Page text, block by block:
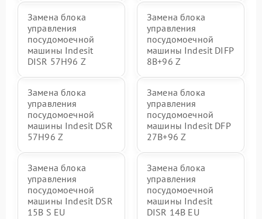
Замена блока
управления
посудомоечной
машины Indesit
DISR 57H96 Z
Замена блока
управления
посудомоечной
машины Indesit DIFP
8B+96 Z
Замена блока
управления
посудомоечной
машины Indesit DSR
57H96 Z
Замена блока
управления
посудомоечной
машины Indesit DFP
27B+96 Z
Замена блока
управления
посудомоечной
машины Indesit DSR
15B S EU
Замена блока
управления
посудомоечной
машины Indesit
DISR 14B EU